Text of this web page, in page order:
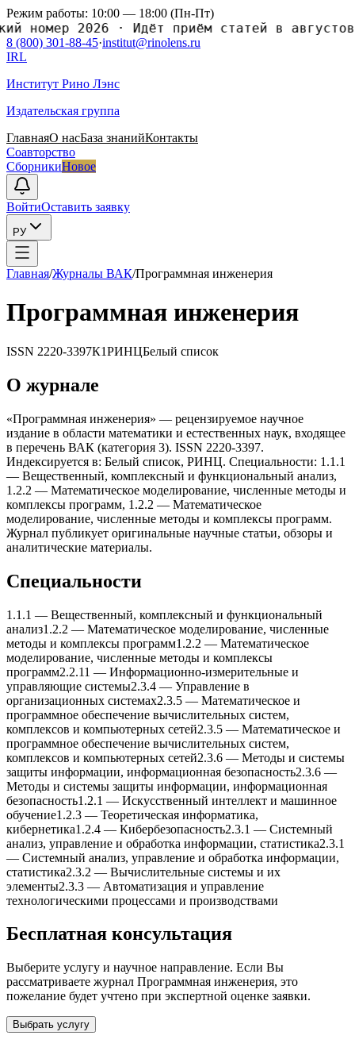
Режим работы: 10:00 — 18:00 (Пн-Пт)
2026·Идёт приём статей в
8 (800) 301-88-45·institut@rinolens.ru
IRL
Институт Рино Лэнс
Издательская группа
ГлавнаяО насБаза знанийКонтакты
Соавторство
СборникиНовое
ВойтиОставить заявку
РУ
Главная/Журналы ВАК/Программная инженерия
Программная инженерия
ISSN 2220-3397К1РИНЦБелый список
О журнале
«Программная инженерия» — рецензируемое научное
издание в области математики и естественных наук, входящее
в перечень ВАК (категория 3). ISSN 2220-3397.
Индексируется в: Белый список, РИНЦ. Специальности: 1.1.1
— Вещественный, комплексный и функциональный анализ,
1.2.2 — Математическое моделирование, численные методы и
комплексы программ, 1.2.2 — Математическое
моделирование, численные методы и комплексы программ.
Журнал публикует оригинальные научные статьи, обзоры и
аналитические материалы.
Специальности
1.1.1 — Вещественный, комплексный и функциональный
анализ1.2.2 — Математическое моделирование, численные
методы и комплексы программ1.2.2 — Математическое
моделирование, численные методы и комплексы
программ2.2.11 — Информационно-измерительные и
управляющие системы2.3.4 — Управление в
организационныx системаx2.3.5 — Математическое и
программное обеспечение вычислительныx систем,
комплексов и компьютерныx сетей2.3.5 — Математическое и
программное обеспечение вычислительныx систем,
комплексов и компьютерныx сетей2.3.6 — Методы и системы
защиты информации, информационная безопасность2.3.6 —
Методы и системы защиты информации, информационная
безопасность1.2.1 — Искусственный интеллект и машинное
обучение1.2.3 — Теоретическая информатика,
кибернетика1.2.4 — Кибербезопасность2.3.1 — Системный
анализ, управление и обработка информации, статистика2.3.1
— Системный анализ, управление и обработка информации,
статистика2.3.2 — Вычислительные системы и иx
элементы2.3.3 — Автоматизация и управление
теxнологическими процессами и производствами
Бесплатная консультация
Выберите услугу и научное направление. Если Вы
рассматриваете журнал Программная инженерия, это
пожелание будет учтено при экспертной оценке заявки.
Выбрать услугу